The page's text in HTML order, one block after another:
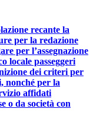
recante la
per la redazione
per l’assegnazione
locale passeggeri
dei criteri per
nonché per la
affidati
o da società con